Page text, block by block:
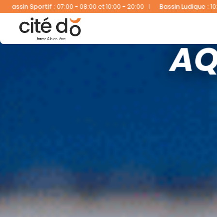
- 20:00 | Bassin Ludique:10:00 - 20:00 | Fitness:07:00 -